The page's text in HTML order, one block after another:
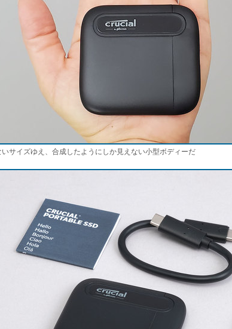
サイズゆえ、合成したようにしか見えない小型ボディーだ